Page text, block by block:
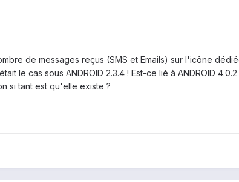
de messages reçus (SMS et Emails) sur l'icône
le cas sous ANDROID 2.3.4 ! Est-ce lié à ANDROID
si tant est qu'elle existe ?